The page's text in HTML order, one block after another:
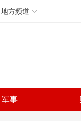
地方频道
军事